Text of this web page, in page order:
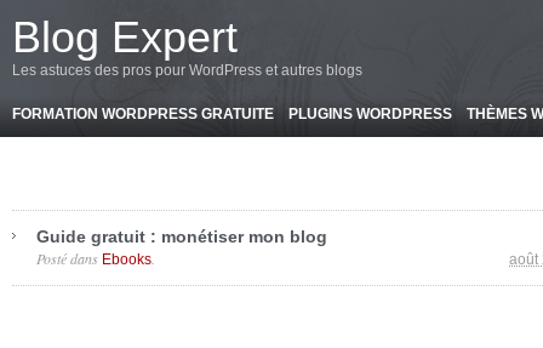
Blog Expert
Les astuces des pros pour WordPress et autres blogs
FORMATION WORDPRESS GRATUITE PLUGINS WORDPRESS THÈMES
Guide gratuit : monétiser mon blog
août
Posté dans Ebooks